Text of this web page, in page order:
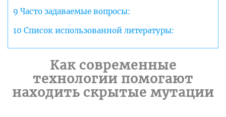
9 Часто задаваемые вопросы:
10 Список использованной литературы:
Как современные
технологии помогают
находить скрытые мутации